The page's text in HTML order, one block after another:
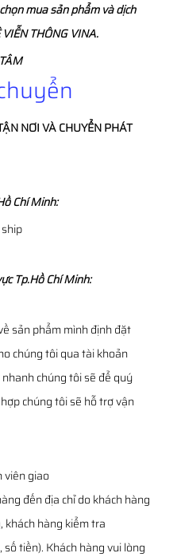
mua sản phẩm và dịch
THÔNG VINA.
NƠI VÀ CHUYỂN PHÁT
Chí Minh:
Tp.Hồ Chí Minh:
sản phẩm mình định đặt
chúng tôi qua tài khoản
chúng tôi sẽ để quý
chúng tôi sẽ hỗ trợ vận
viên giao
đến địa chỉ do khách hàng
khách hàng kiểm tra
tiền). Khách hàng vui lòng